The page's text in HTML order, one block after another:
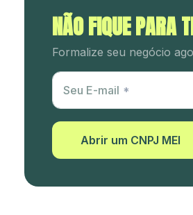
NÃO FIQUE PARA
Formalize seu negócio
Utm Content
Seu E-mail
Abrir um CNPJ MEI